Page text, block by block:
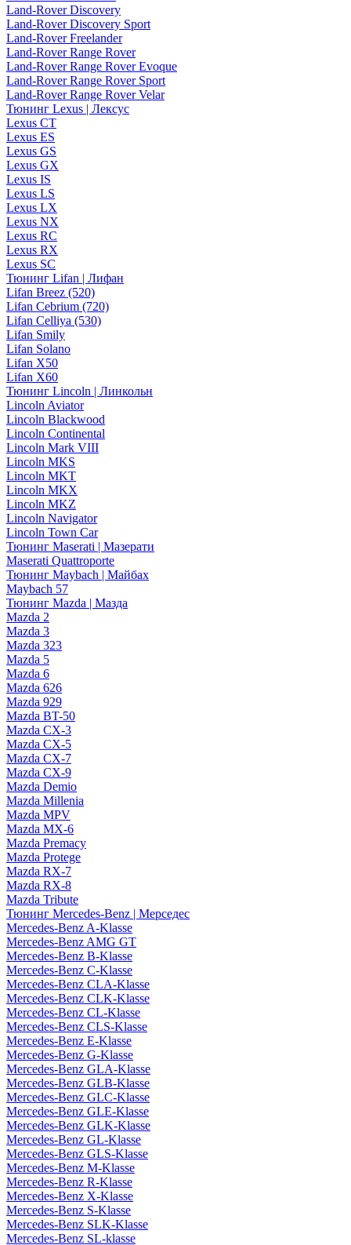
Land-Rover Discovery
Land-Rover Discovery Sport
Land-Rover Freelander
Land-Rover Range Rover
Land-Rover Range Rover Evoque
Land-Rover Range Rover Sport
Land-Rover Range Rover Velar
Тюнинг Lexus | Лексус
Lexus CT
Lexus ES
Lexus GS
Lexus GX
Lexus IS
Lexus LS
Lexus LX
Lexus NX
Lexus RC
Lexus RX
Lexus SC
Тюнинг Lifan | Лифан
Lifan Breez (520)
Lifan Cebrium (720)
Lifan Celliya (530)
Lifan Smily
Lifan Solano
Lifan X50
Lifan X60
Тюнинг Lincoln | Линкольн
Lincoln Aviator
Lincoln Blackwood
Lincoln Continental
Lincoln Mark VIII
Lincoln MKS
Lincoln MKT
Lincoln MKX
Lincoln MKZ
Lincoln Navigator
Lincoln Town Car
Тюнинг Maserati | Мазерати
Maserati Quattroporte
Тюнинг Maybach | Майбах
Maybach 57
Тюнинг Mazda | Мазда
Mazda 2
Mazda 3
Mazda 323
Mazda 5
Mazda 6
Mazda 626
Mazda 929
Mazda BT-50
Mazda CX-3
Mazda CX-5
Mazda CX-7
Mazda CX-9
Mazda Demio
Mazda Millenia
Mazda MPV
Mazda MX-6
Mazda Premacy
Mazda Protege
Mazda RX-7
Mazda RX-8
Mazda Tribute
Тюнинг Mercedes-Benz | Мерседес
Mercedes-Benz A-Klasse
Mercedes-Benz AMG GT
Mercedes-Benz B-Klasse
Mercedes-Benz C-Klasse
Mercedes-Benz CLA-Klasse
Mercedes-Benz CLK-Klasse
Mercedes-Benz CL-Klasse
Mercedes-Benz CLS-Klasse
Mercedes-Benz E-Klasse
Mercedes-Benz G-Klasse
Mercedes-Benz GLA-Klasse
Mercedes-Benz GLB-Klasse
Mercedes-Benz GLC-Klasse
Mercedes-Benz GLE-Klasse
Mercedes-Benz GLK-Klasse
Mercedes-Benz GL-Klasse
Mercedes-Benz GLS-Klasse
Mercedes-Benz M-Klasse
Mercedes-Benz R-Klasse
Mercedes-Benz X-Klasse
Mercedes-Benz S-Klasse
Mercedes-Benz SLK-Klasse
Mercedes-Benz SL-klasse